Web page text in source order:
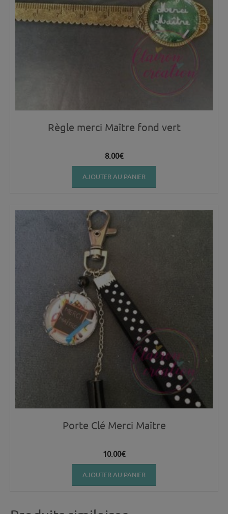
Règle merci Maître fond vert
8.00€
AJOUTER AU PANIER
Porte Clé Merci Maître
10.00€
AJOUTER AU PANIER